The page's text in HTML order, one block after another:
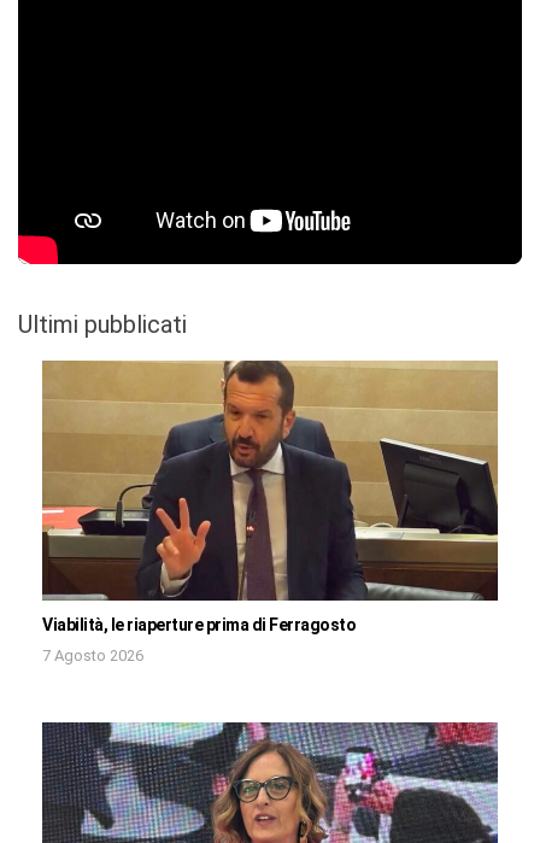
Ultimi pubblicati
Viabilità, le riaperture prima di Ferragosto
7 Agosto 2026